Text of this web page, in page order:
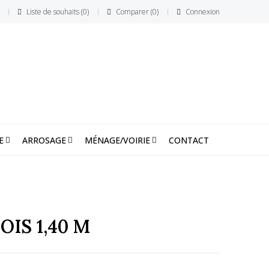
Liste de souhaits 0 Comparer 0 Connexion
ARROSAGE MÉNAGE/VOIRIE CONTACT
1,40 M